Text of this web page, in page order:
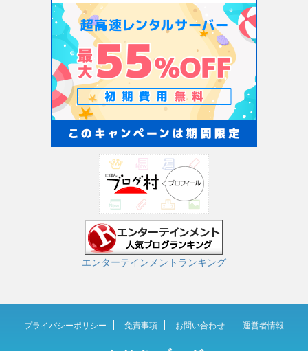
エンターテインメントランキング
プライバシーポリシー 免責事項 お問い合わせ 運営者情報